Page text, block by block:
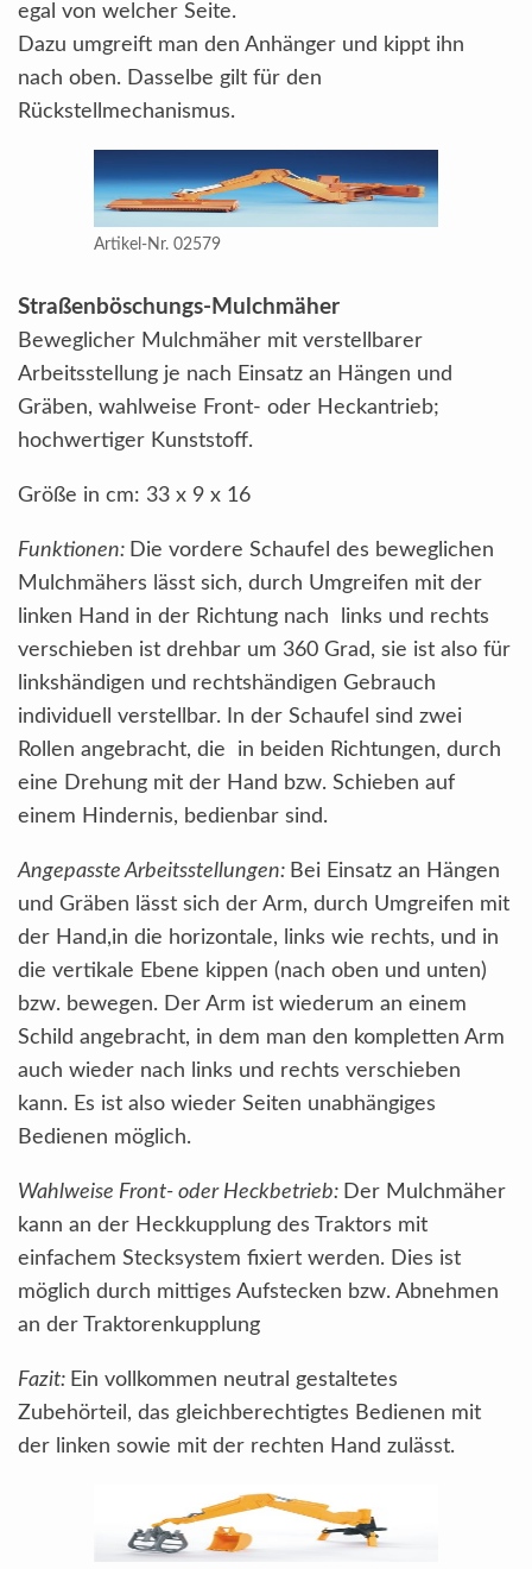
egal von welcher Seite.
Dazu umgreift man den Anhänger und kippt ihn
nach oben. Dasselbe gilt für den
Rückstellmechanismus.
Artikel-Nr. 02579
Straßenböschungs-Mulchmäher
Beweglicher Mulchmäher mit verstellbarer
Arbeitsstellung je nach Einsatz an Hängen und
Gräben, wahlweise Front- oder Heckantrieb;
hochwertiger Kunststoff.
Größe in cm: 33 x 9 x 16
Funktionen: Die vordere Schaufel des beweglichen
Mulchmähers lässt sich, durch Umgreifen mit der
linken Hand in der Richtung nach links und rechts
verschieben ist drehbar um 360 Grad, sie ist also für
linkshändigen und rechtshändigen Gebrauch
individuell verstellbar. In der Schaufel sind zwei
Rollen angebracht, die in beiden Richtungen, durch
eine Drehung mit der Hand bzw. Schieben auf
einem Hindernis, bedienbar sind.
Angepasste Arbeitsstellungen: Bei Einsatz an Hängen
und Gräben lässt sich der Arm, durch Umgreifen mit
der Hand,in die horizontale, links wie rechts, und in
die vertikale Ebene kippen (nach oben und unten)
bzw. bewegen. Der Arm ist wiederum an einem
Schild angebracht, in dem man den kompletten Arm
auch wieder nach links und rechts verschieben
kann. Es ist also wieder Seiten unabhängiges
Bedienen möglich.
Wahlweise Front- oder Heckbetrieb: Der Mulchmäher
kann an der Heckkupplung des Traktors mit
einfachem Stecksystem fixiert werden. Dies ist
möglich durch mittiges Aufstecken bzw. Abnehmen
an der Traktorenkupplung
Fazit: Ein vollkommen neutral gestaltetes
Zubehörteil, das gleichberechtigtes Bedienen mit
der linken sowie mit der rechten Hand zulässt.